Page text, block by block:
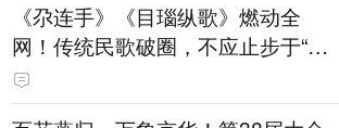
《尕连手》《目瑙纵歌》燃动全
网！传统民歌破圈，不应止步于“上
头”